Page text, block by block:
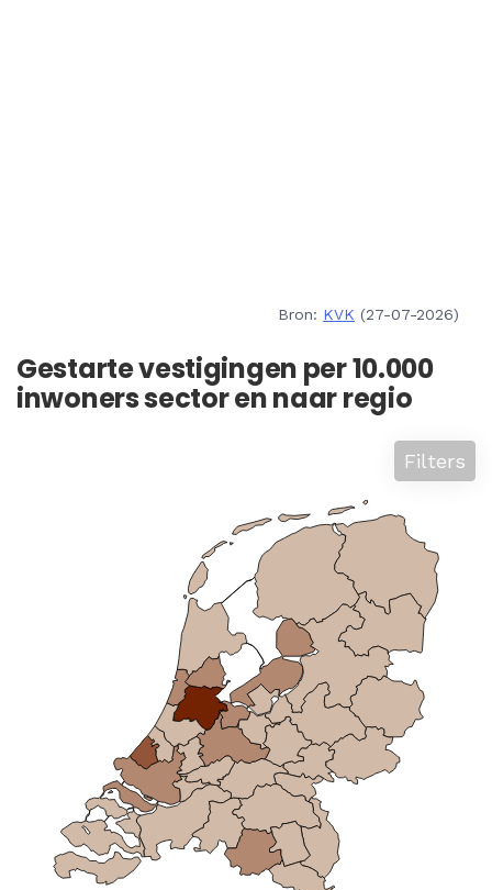
Bron: KVK (27-07-2026)
Gestarte vestigingen per 10.000
inwoners sector en naar regio
Filters